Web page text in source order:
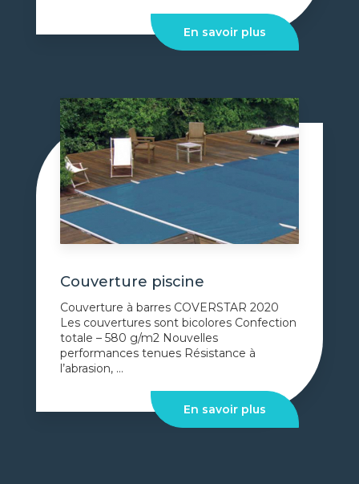
En savoir plus
Couverture piscine
Couverture à barres COVERSTAR 2020
Les couvertures sont bicolores Confection
totale – 580 g/m2 Nouvelles
performances tenues Résistance à
l’abrasion, ...
En savoir plus